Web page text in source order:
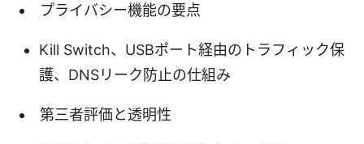
プライバシー機能の要点
Kill Switch、USBポート経由のトラフィック保
護、DNSリーク防止の仕組み
第三者評価と透明性